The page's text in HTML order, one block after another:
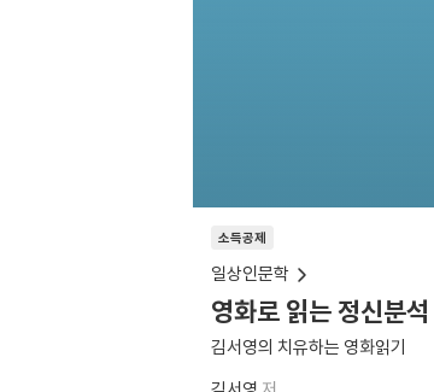
소득공제
일상인문학
영화로 읽는 정신분석
김서영의 치유하는 영화읽기